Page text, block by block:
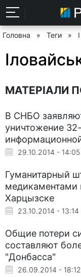
Головна » Теги » І
МАТЕРІАЛИ
В СНБО
уничтожение
29.10.2014 - 14:05
Гуманитарный
медикаментами
Харцызске
23.10.2014 - 13:14
Общие потери
составляют
"Донбасса"
26.09.2014 - 18:12